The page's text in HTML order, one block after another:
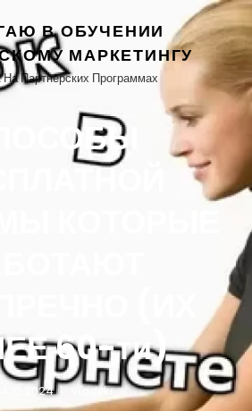
В ОБУЧЕНИИ
МАРКЕТИНГУ
На Партнёрских Программах
КОТОРЫЕ
(ИХ
60-ти)
24.10.2024 Vladskr